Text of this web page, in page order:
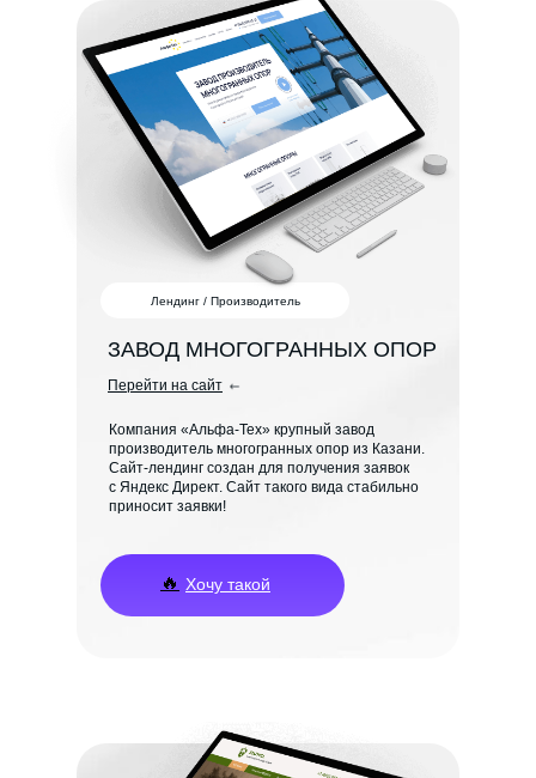
ЗАВОД МНОГОГРАННЫХ ОПОР
Компания «Альфа-Тех» крупный завод
производитель многогранных опор из Казани.
Сайт-лендинг создан для получения заявок
с Яндекс Директ. Сайт такого вида стабильно
приносит заявки!
Лендинг / Производитель
🔥 Хочу такой
Перейти на сайт